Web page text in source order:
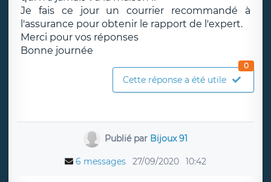
Je fais ce jour un courrier recommandé à
l'assurance pour obtenir le rapport de l'expert.
Merci pour vos réponses
Bonne journée
Cette réponse a été utile
0
Publié par Bijoux 91
6 messages 27/09/2020 10:42